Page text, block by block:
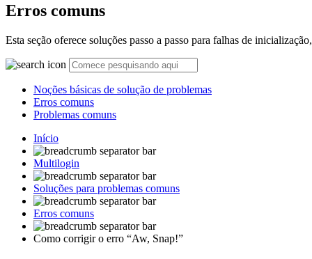
Erros comuns
Esta seção oferece soluções passo a passo para falhas de
Noções básicas de solução de problemas
Erros comuns
Problemas comuns
Início
Multilogin
Soluções para problemas comuns
Erros comuns
Como corrigir o erro “Aw, Snap!”